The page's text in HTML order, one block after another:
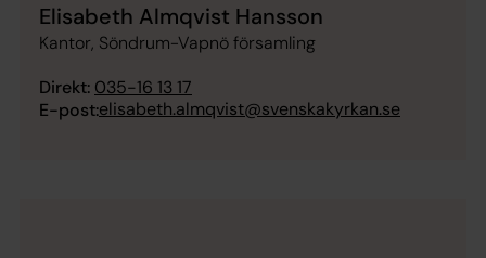
Elisabeth Almqvist Hansson
Kantor, Söndrum-Vapnö församling
Direkt: 035-16 13 17
E-post:elisabeth.almqvist@svenskakyrkan.se